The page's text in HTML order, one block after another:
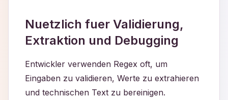
Nuetzlich fuer Validierung,
Extraktion und Debugging
Entwickler verwenden Regex oft, um
Eingaben zu validieren, Werte zu extrahieren
und technischen Text zu bereinigen.